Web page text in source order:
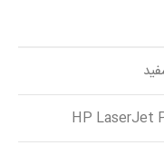
HP LaserJet